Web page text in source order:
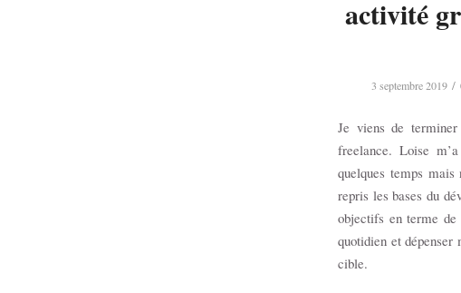
activité
3 septembre 2019 /
Je viens de
freelance. Loise
quelques temps mais
repris les bases du
objectifs en terme
quotidien et
cible.